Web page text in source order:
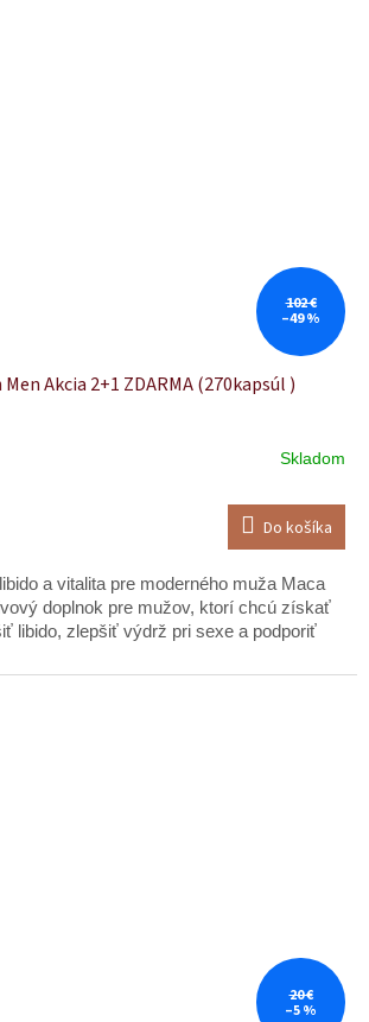
102 €
–49 %
Men Akcia 2+1 ZDARMA (270kapsúl )
Skladom
Do košíka
a vitalita pre moderného muža Maca
doplnok pre mužov, ktorí chcú získať
libido, zlepšiť výdrž pri sexe a podporiť
20 €
–5 %